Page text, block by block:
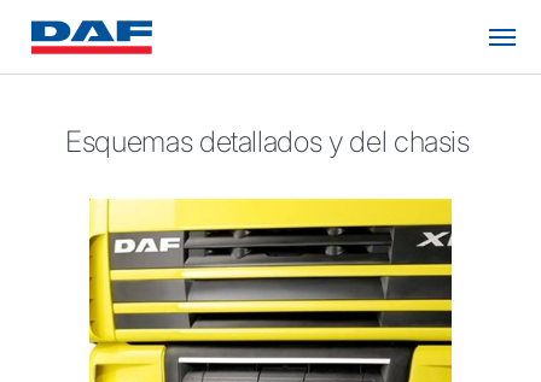
Esquemas detallados y del chasis